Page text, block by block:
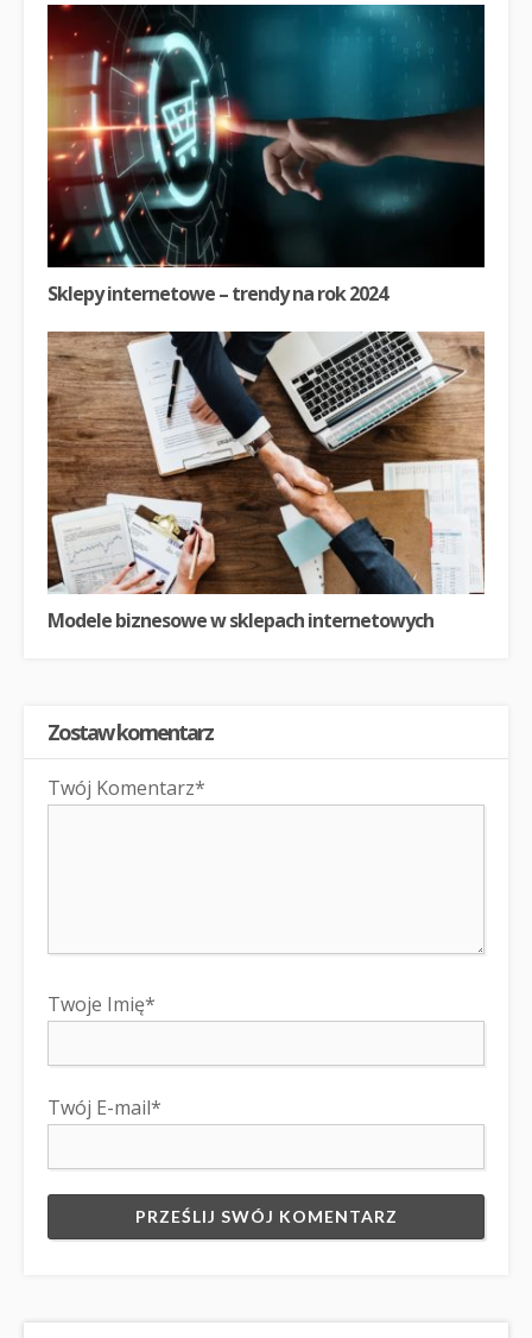
Sklepy internetowe – trendy na rok 2024
Modele biznesowe w sklepach internetowych
Zostaw komentarz
Twój Komentarz*
Twoje Imię*
Twój E-mail*